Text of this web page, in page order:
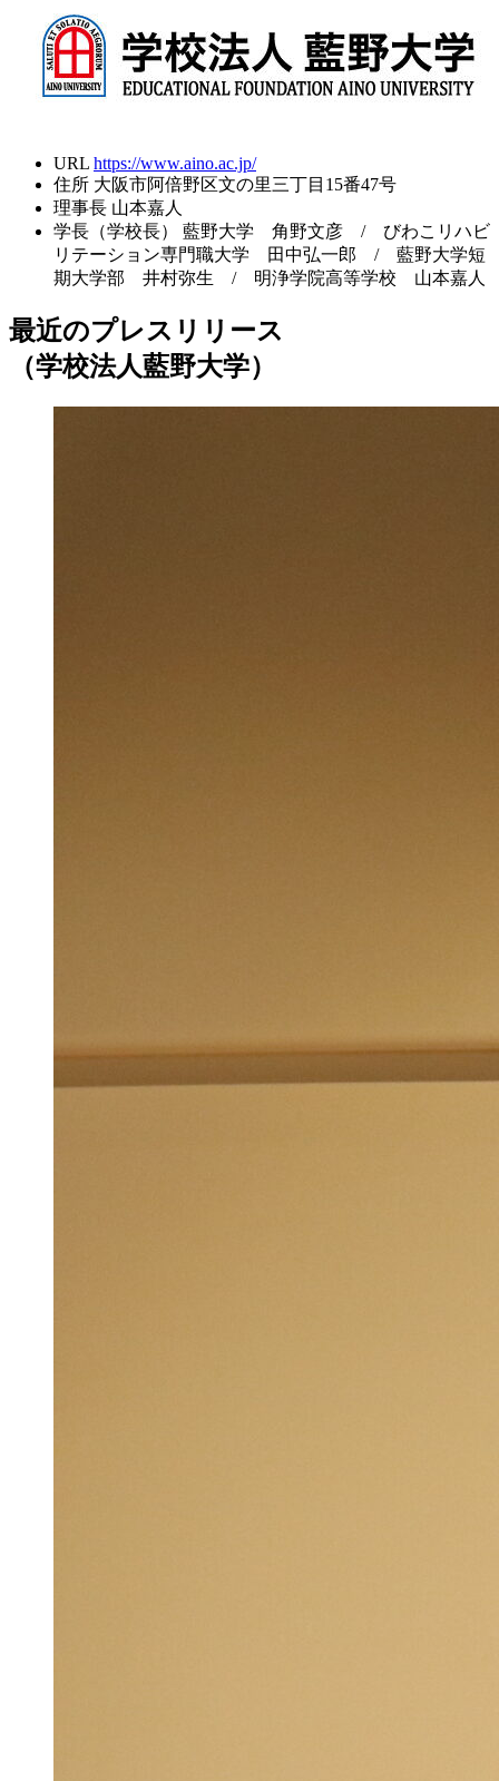
URL https://www.aino.ac.jp/
住所 大阪市阿倍野区文の里三丁目15番47号
理事長 山本嘉人
学長（学校長）
藍野大学 角野文彦 / びわこリハビ
リテーション専門職大学 田中弘一郎 / 藍野大学短
期大学部 井村弥生 / 明浄学院高等学校 山本嘉人
最近のプレスリリース
（学校法人藍野大学）